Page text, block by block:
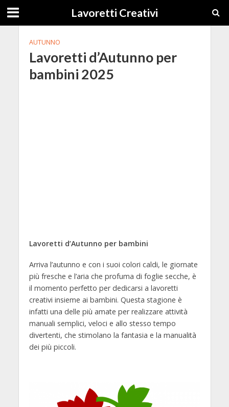
Lavoretti Creativi
AUTUNNO
Lavoretti d’Autunno per
bambini 2025
Lavoretti d’Autunno per bambini
Arriva l’autunno e con i suoi colori caldi, le giornate
più fresche e l’aria che profuma di foglie secche, è
il momento perfetto per dedicarsi a lavoretti
creativi insieme ai bambini. Questa stagione è
infatti una delle più amate per realizzare attività
manuali semplici, veloci e allo stesso tempo
divertenti, che stimolano la fantasia e la manualità
dei più piccoli.